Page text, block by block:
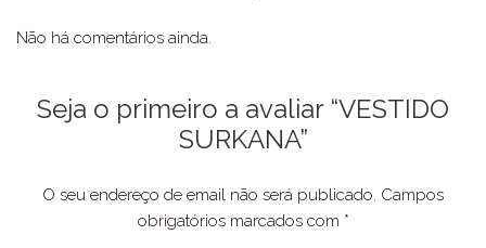
Não há comentários ainda.
Seja o primeiro a avaliar “VESTIDO
SURKANA”
O seu endereço de email não será publicado. Campos
obrigatórios marcados com *